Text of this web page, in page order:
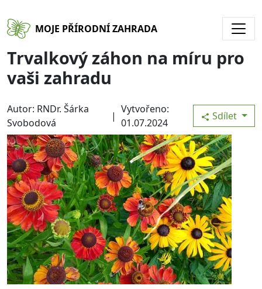
MOJE PŘÍRODNÍ ZAHRADA
Trvalkový záhon na míru pro
vaši zahradu
Autor: RNDr. Šárka
Svobodová
|
Vytvořeno:
01.07.2024
Sdílet